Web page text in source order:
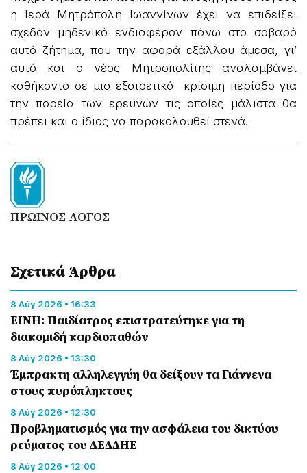
η Ιερά Μητρόπολη Ιωαννίνων έχει να επιδείξει
σχεδόν μηδενικό ενδιαφέρον πάνω στο σοβαρό
αυτό ζήτημα, που την αφορά εξάλλου άμεσα, γι’
αυτό και ο νέος Μητροπολίτης αναλαμβάνει
καθήκοντα σε μια εξαιρετικά κρίσιμη περίοδο για
την πορεία των ερευνών τις οποίες μάλιστα θα
πρέπει και ο ίδιος να παρακολουθεί στενά.
ΠΡΩΙΝΟΣ ΛΟΓΟΣ
Σχετικά Άρθρα
8 Αύγ 2026 • 16:33
ΕΙΝΗ: Παιδίατρος επιστρατεύτηκε για τη
διακομιδή καρδιοπαθών
8 Αύγ 2026 • 13:30
Έμπρακτη αλληλεγγύη θα δείξουν τα Γιάννενα
στους πυρόπληκτους
8 Αύγ 2026 • 12:30
Προβληματισμός για την ασφάλεια του δικτύου
ρεύματος του ΔΕΔΔΗΕ
8 Αύγ 2026 • 12:00